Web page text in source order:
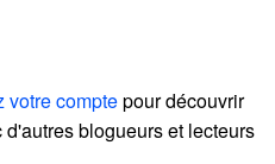
votre comptepour découvrir
blogueurs et lecteurs